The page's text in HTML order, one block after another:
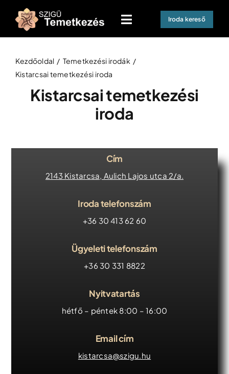
content
Toggle
Navigation
Halottszállítás 0-24
Hamvasztásos temetés
Koporsós temetés
Temetkezési kellékek
Gyászebéd / Halotti tor
Hasznos információk
Kapcsolat
Iroda kereső
Időpontfoglalás
Iroda kereső
Kezdőoldal
Temetkezési irodák
Kistarcsai temetkezési iroda
Kistarcsai temetkezési
iroda
Cím
2143 Kistarcsa, Aulich Lajos utca 2/a.
Iroda telefonszám
+36 30 413 62 60
Ügyeleti telefonszám
+36 30 331 8822
Nyitvatartás
hétfő – péntek 8:00 – 16:00
Email cím
kistarcsa@szigu.hu